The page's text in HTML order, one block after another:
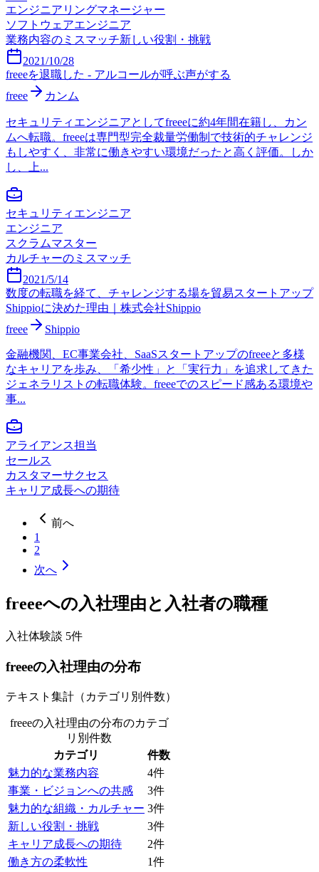
エンジニアリングマネージャー
ソフトウェアエンジニア
業務内容のミスマッチ新しい役割・挑戦
2021/10/28
freeeを退職した - アルコールが呼ぶ声がする
freee
カンム
セキュリティエンジニアとしてfreeeに約4年間在籍し、カン
ムへ転職。freeeは専門型完全裁量労働制で技術的チャレンジ
もしやすく、非常に働きやすい環境だったと高く評価。しか
し、上...
セキュリティエンジニア
エンジニア
スクラムマスター
カルチャーのミスマッチ
2021/5/14
数度の転職を経て、チャレンジする場を貿易スタートアップ
Shippioに決めた理由｜株式会社Shippio
freee
Shippio
金融機関、EC事業会社、SaaSスタートアップのfreeeと多様
なキャリアを歩み、「希少性」と「実行力」を追求してきた
ジェネラリストの転職体験。freeeでのスピード感ある環境や
事...
アライアンス担当
セールス
カスタマーサクセス
キャリア成長への期待
前へ
1
2
次へ
freeeへの入社理由と入社者の職種
入社体験談 5件
freeeの入社理由の分布
テキスト集計（カテゴリ別件数）
freeeの入社理由の分布のカテゴ
リ別件数
カテゴリ
件数
魅力的な業務内容
4件
事業・ビジョンへの共感
3件
魅力的な組織・カルチャー 3件
新しい役割・挑戦
3件
キャリア成長への期待
2件
働き方の柔軟性
1件